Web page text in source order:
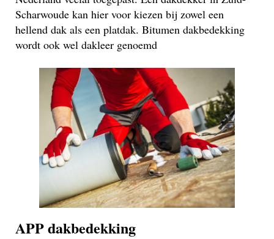
Scharwoude kan hier voor kiezen bij zowel een
hellend dak als een platdak. Bitumen dakbedekking
wordt ook wel dakleer genoemd
APP dakbedekking